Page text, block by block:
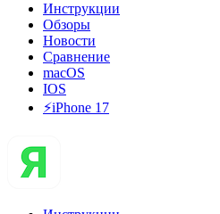
Инструкции
Обзоры
Новости
Сравнение
macOS
IOS
⚡️iPhone 17